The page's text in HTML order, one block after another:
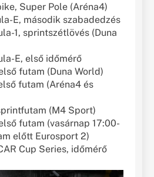
Super Pole (Aréna4)
E, második szabadedzés
1, sprintszétlövés (Duna
E, első időmérő
futam (Duna World)
futam (Aréna4 és
(M4 Sport)
futam (vasárnap 17:00-
előtt Eurosport 2)
Cup Series, időmérő